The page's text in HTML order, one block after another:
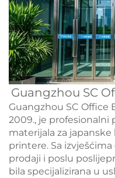
Guangzhou SC
Guangzhou SC Office
2009., je
materijala za
printere. Sa
prodaji i poslu
bila specijalizirana u